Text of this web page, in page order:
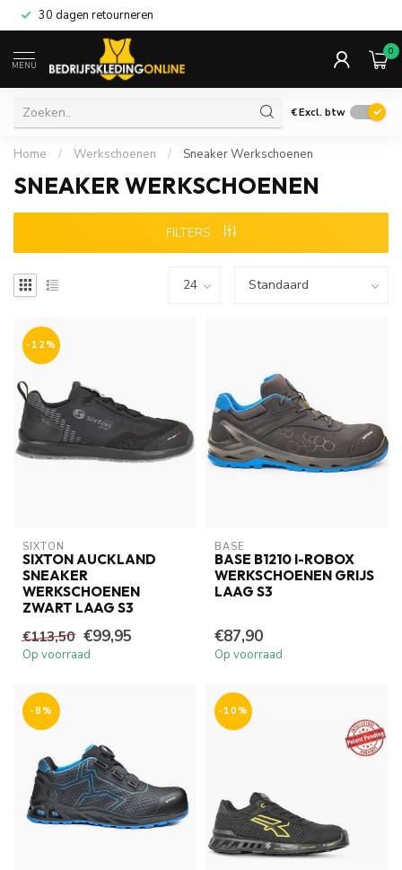
30 dagen retourneren
MENU
0
€Excl. btw
Home / Werkschoenen / Sneaker Werkschoenen
SNEAKER WERKSCHOENEN
FILTERS
-12%
SIXTON
SIXTON AUCKLAND
SNEAKER
WERKSCHOENEN
ZWART LAAG S3
€113,50 €99,95
Op voorraad
BASE
BASE B1210 I-ROBOX
WERKSCHOENEN GRIJS
LAAG S3
€87,90
Op voorraad
-8% -10%